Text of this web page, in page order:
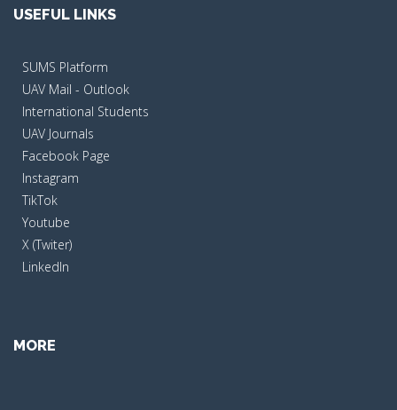
USEFUL LINKS
SUMS Platform
UAV Mail - Outlook
International Students
UAV Journals
Facebook Page
Instagram
TikTok
Youtube
X (Twiter)
LinkedIn
MORE